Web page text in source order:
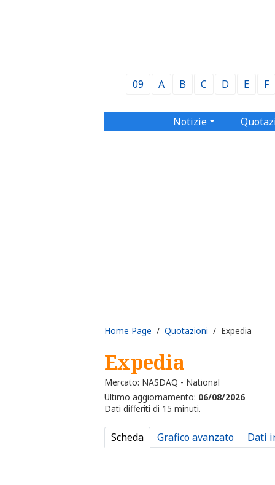
09 A B C D E F
Notizie
Home Page / Quotazioni / Expedia
Expedia
Mercato: NASDAQ - National
Ultimo aggiornamento: 06/08/2026
Dati differiti di 15 minuti.
Scheda Grafico avanzato Dati